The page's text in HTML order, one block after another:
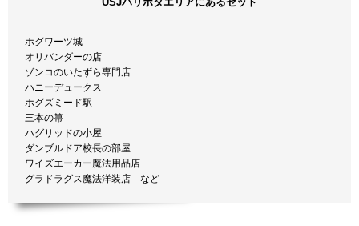
ホグワーツ城
オリバンダーの店
ゾンコのいたずら専門店
ハニーデュークス
ホグズミード駅
三本の箒
ハグリッドの小屋
ダンブルドア校長の部屋
ワイズエーカー魔法用品店
グラドラグス魔法洋装店 など